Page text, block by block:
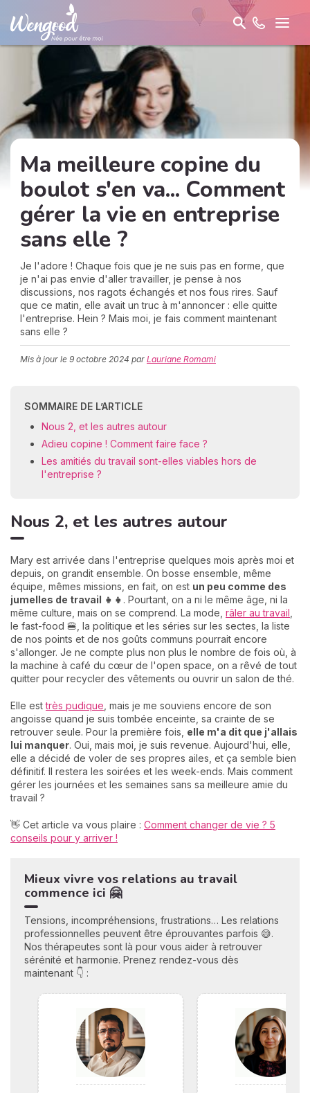
Ma meilleure copine du
boulot s'en va... Comment
gérer la vie en entreprise
sans elle ?
Je l'adore ! Chaque fois que je ne suis pas en forme, que
je n'ai pas envie d'aller travailler, je pense à nos
discussions, nos ragots échangés et nos fous rires. Sauf
que ce matin, elle avait un truc à m'annoncer : elle quitte
l'entreprise. Hein ? Mais moi, je fais comment maintenant
sans elle ?
Mis à jour le 9 octobre 2024 par Lauriane Romami
SOMMAIRE DE L’ARTICLE
Nous 2, et les autres autour
Adieu copine ! Comment faire face ?
Les amitiés du travail sont-elles viables hors de
l'entreprise ?
Nous 2, et les autres autour
Mary est arrivée dans l'entreprise quelques mois après moi et
depuis, on grandit ensemble. On bosse ensemble, même
équipe, mêmes missions, en fait, on est un peu comme des
jumelles de travail 👧👧 . Pourtant, on a ni le même âge, ni la
même culture, mais on se comprend. La mode, râler au travail
le fast-food 🍔, la politique et les séries sur les sectes, la liste
de nos points et de nos goûts communs pourrait encore
s'allonger. Je ne compte plus non plus le nombre de fois où, à
la machine à café du cœur de l'open space, on a rêvé de tout
quitter pour recycler des vêtements ou ouvrir un salon de thé.
Elle esttrès pudique , mais je me souviens encore de son
angoisse quand je suis tombée enceinte, sa crainte de se
retrouver seule. Pour la première fois, elle m'a dit que j'allais
lui manquer. Oui, mais moi, je suis revenue. Aujourd'hui, elle,
elle a décidé de voler de ses propres ailes, et ça semble bien
définitif. Il restera les soirées et les week-ends. Mais comment
gérer les journées et les semaines sans sa meilleure amie du
travail ?
👋 Cet article va vous plaire : Comment changer de vie ? 5
conseils pour y arriver !
Mieux vivre vos relations au travail
commence ici 🤗
Tensions, incompréhensions, frustrations… Les relations
professionnelles peuvent être éprouvantes parfois 😅.
Nos thérapeutes sont là pour vous aider à retrouver
sérénité et harmonie. Prenez rendez-vous dès
maintenant 👇 :